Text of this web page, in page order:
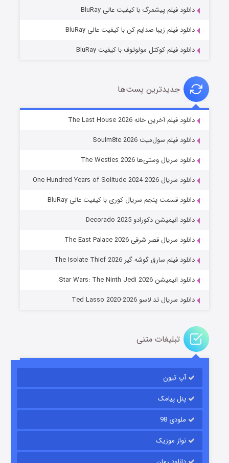
خاندان اژدها فصل ۳
جادوگری در مغولستان
قسمت۱۴ (زیرنویس) منتشر شد
دانلود فیلم پیشمرگ با کیفیت عالی BluRay
دانلود فیلم زیبا صدایم کن با کیفیت عالی BluRay
دانلود فیلم کوکتل مولوتوف با کیفیت BluRay
جدیدترین پست‌ها
دانلود فیلم آخرین خانه The Last House 2026
دانلود فیلم سول‌میت Soulm8te 2026
دانلود سریال وستی‌ها The Westies 2026
دانلود سریال One Hundred Years of Solitude 2024-2026
دانلود قسمت پنجم سریال کوری با کیفیت عالی BluRay
دانلود انیمیشن دکورادو Decorado 2025
دانلود سریال قصر شرقی The East Palace 2026
دانلود فیلم سارق گوشه گیر The Isolate Thief 2026
دانلود انیمیشن Star Wars: The Ninth Jedi 2026
دانلود سریال تد لاسو Ted Lasso 2020-2026
تبلیغات متنی
آپ تیون
پنل پیامک
ملودی 98
نواز موزیک